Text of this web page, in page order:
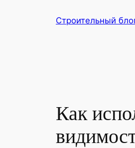
Строительный
Как